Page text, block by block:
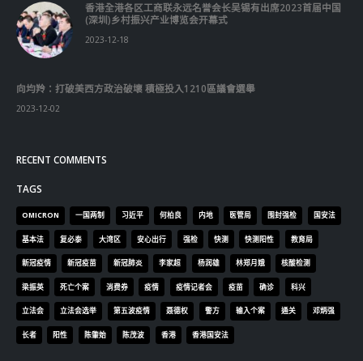
香港全港各区工商联永远名誉会长吴锡有出席2023首届中国
(深圳)乡村振兴产业博览会开幕式
2023-12-18
向均羚：打破美西方政治破壞 積極投入1210區議會選舉
2023-12-02
RECENT COMMENTS
TAGS
OMICRON 一国两制 习近平 何柏良 内地 医管局 围封强检 国安法
基本法 复必泰 大湾区 安心出行 强检 快测 快测阳性 教育局
新冠疫情 新冠疫苗 新冠肺炎 李家超 杨润雄 林郑月娥 核酸检测
梁振英 死亡个案 消费券 疫情 疫情记者会 疫苗 确诊 科兴
立法会 立法会选举 第五波疫情 聂德权 警方 输入个案 通关 邓炳强
长者 阳性 陈肇始 陈茂波 香港 香港国安法